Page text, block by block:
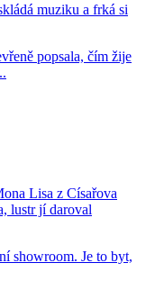
muziku a frká si
popsala, čím žije
Lisa z Císařova
lustr jí daroval
showroom. Je to byt,